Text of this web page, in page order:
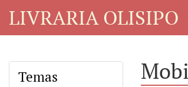
LIVRARIA OLISIPO
Temas